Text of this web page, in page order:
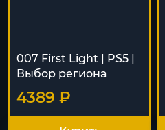
007 First Light | PS5 |
Выбор региона
4389 ₽